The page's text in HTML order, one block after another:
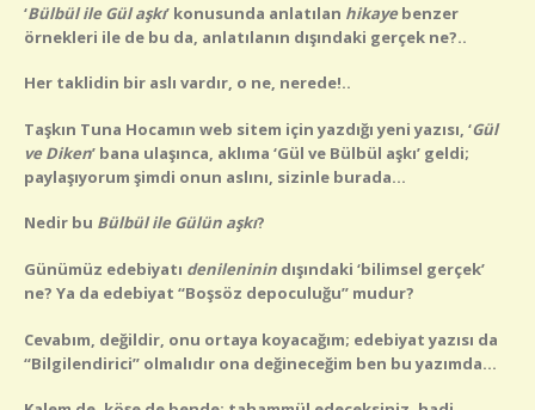
‘Bülbül ile Gül aşkı’ konusunda anlatılan hikayebenzer
örnekleri ile de bu da, anlatılanın dışındaki gerçek ne?..
Her taklidin bir aslı vardır, o ne, nerede!..
Taşkın Tuna Hocamın web sitem için yazdığı yeni yazısı, ‘Gül
ve Diken’ bana ulaşınca, aklıma ‘Gül ve Bülbül aşkı’ geldi;
paylaşıyorum şimdi onun aslını, sizinle burada…
Nedir bu Bülbül ile Gülün aşkı?
Günümüz edebiyatı denileninin dışındaki ‘bilimsel gerçek’
ne? Ya da edebiyat “Boşsöz depoculuğu” mudur?
Cevabım, değildir, onu ortaya koyacağım; edebiyat yazısı da
“Bilgilendirici” olmalıdır ona değineceğim ben bu yazımda…